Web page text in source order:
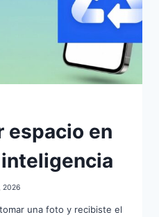
espacio en
2026
una foto y recibiste el